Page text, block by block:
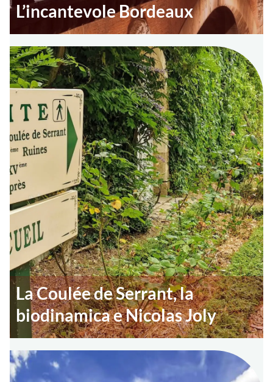
L’incantevole Bordeaux
La Coulée de Serrant, la
biodinamica e Nicolas Joly